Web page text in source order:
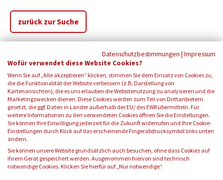
zurück zur Suche
FOLGEN SIE UNS:
Datenschutzbestimmungen | Impressum
Wofür verwendet diese Website Cookies?
Wenn Sie auf „Alle akzeptieren“ klicken, stimmen Sie dem Einsatz von Cookies zu,
die die Funktionalität der Website verbessern (z.B. Darstellung von
Kartenansichten), die es uns erlauben die Websitenutzung zu analysieren und die
Marketingzwecken dienen. Diese Cookies werden zum Teil von Drittanbietern
gesetzt, die ggf. Daten in Länder außerhalb der EU/ des EWR übermitteln. Für
weitere Informationen zu den verwendeten Cookies öffnen Sie die Einstellungen.
Sie können Ihre Einwilligung jederzeit für die Zukunft widerrufen und Ihre Cookie-
Einstellungen durch Klick auf das erscheinende Fingerabdrucksymbol links unten
ändern.
Sie können unsere Website grundsätzlich auch besuchen, ohne dass Cookies auf
Ihrem Gerät gespeichert werden. Ausgenommen hiervon sind technisch
notwendige Cookies. Klicken Sie hierfür auf „Nur notwendige“.